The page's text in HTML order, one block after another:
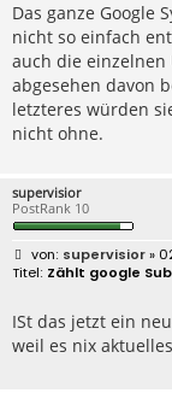
Das ganze Google
nicht so einfach
auch die einzelnen
abgesehen davon
letzteres würden
nicht ohne.
supervisior
PostRank 10
B
e
r
a
g
supervisior»
Zählt google
ISt das jetzt ein
weil es nix